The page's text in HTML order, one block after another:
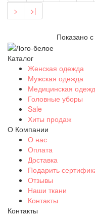
>
>|
Показано
Каталог
Женская одежда
Мужская одежда
Медицинская
Головные уборы
Sale
Хиты продаж
О Компании
О нас
Оплата
Доставка
Подарить
Отзывы
Наши ткани
Контакты
Контакты